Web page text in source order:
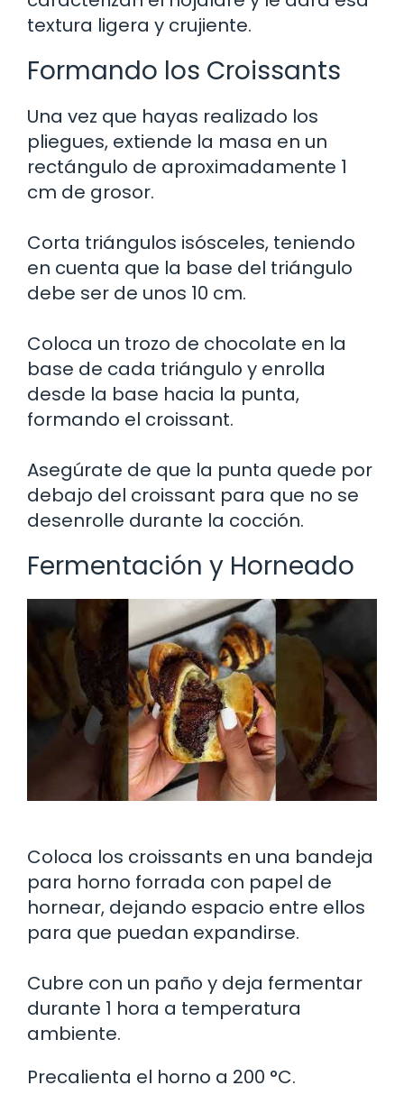
textura ligera y crujiente.
Formando los Croissants
Una vez que hayas realizado los
pliegues, extiende la masa en un
rectángulo de aproximadamente 1
cm de grosor.
Corta triángulos isósceles, teniendo
en cuenta que la base del triángulo
debe ser de unos 10 cm.
Coloca un trozo de chocolate en la
base de cada triángulo y enrolla
desde la base hacia la punta,
formando el croissant.
Asegúrate de que la punta quede por
debajo del croissant para que no se
desenrolle durante la cocción.
Fermentación y Horneado
Coloca los croissants en una bandeja
para horno forrada con papel de
hornear, dejando espacio entre ellos
para que puedan expandirse.
Cubre con un paño y deja fermentar
durante 1 hora a temperatura
ambiente.
Precalienta el horno a 200 °C.